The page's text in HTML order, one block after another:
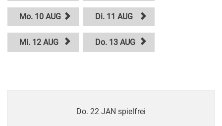
Mo. 10 AUG Di. 11 AUG
Mi. 12 AUG Do. 13 AUG
Do. 22 JAN spielfrei